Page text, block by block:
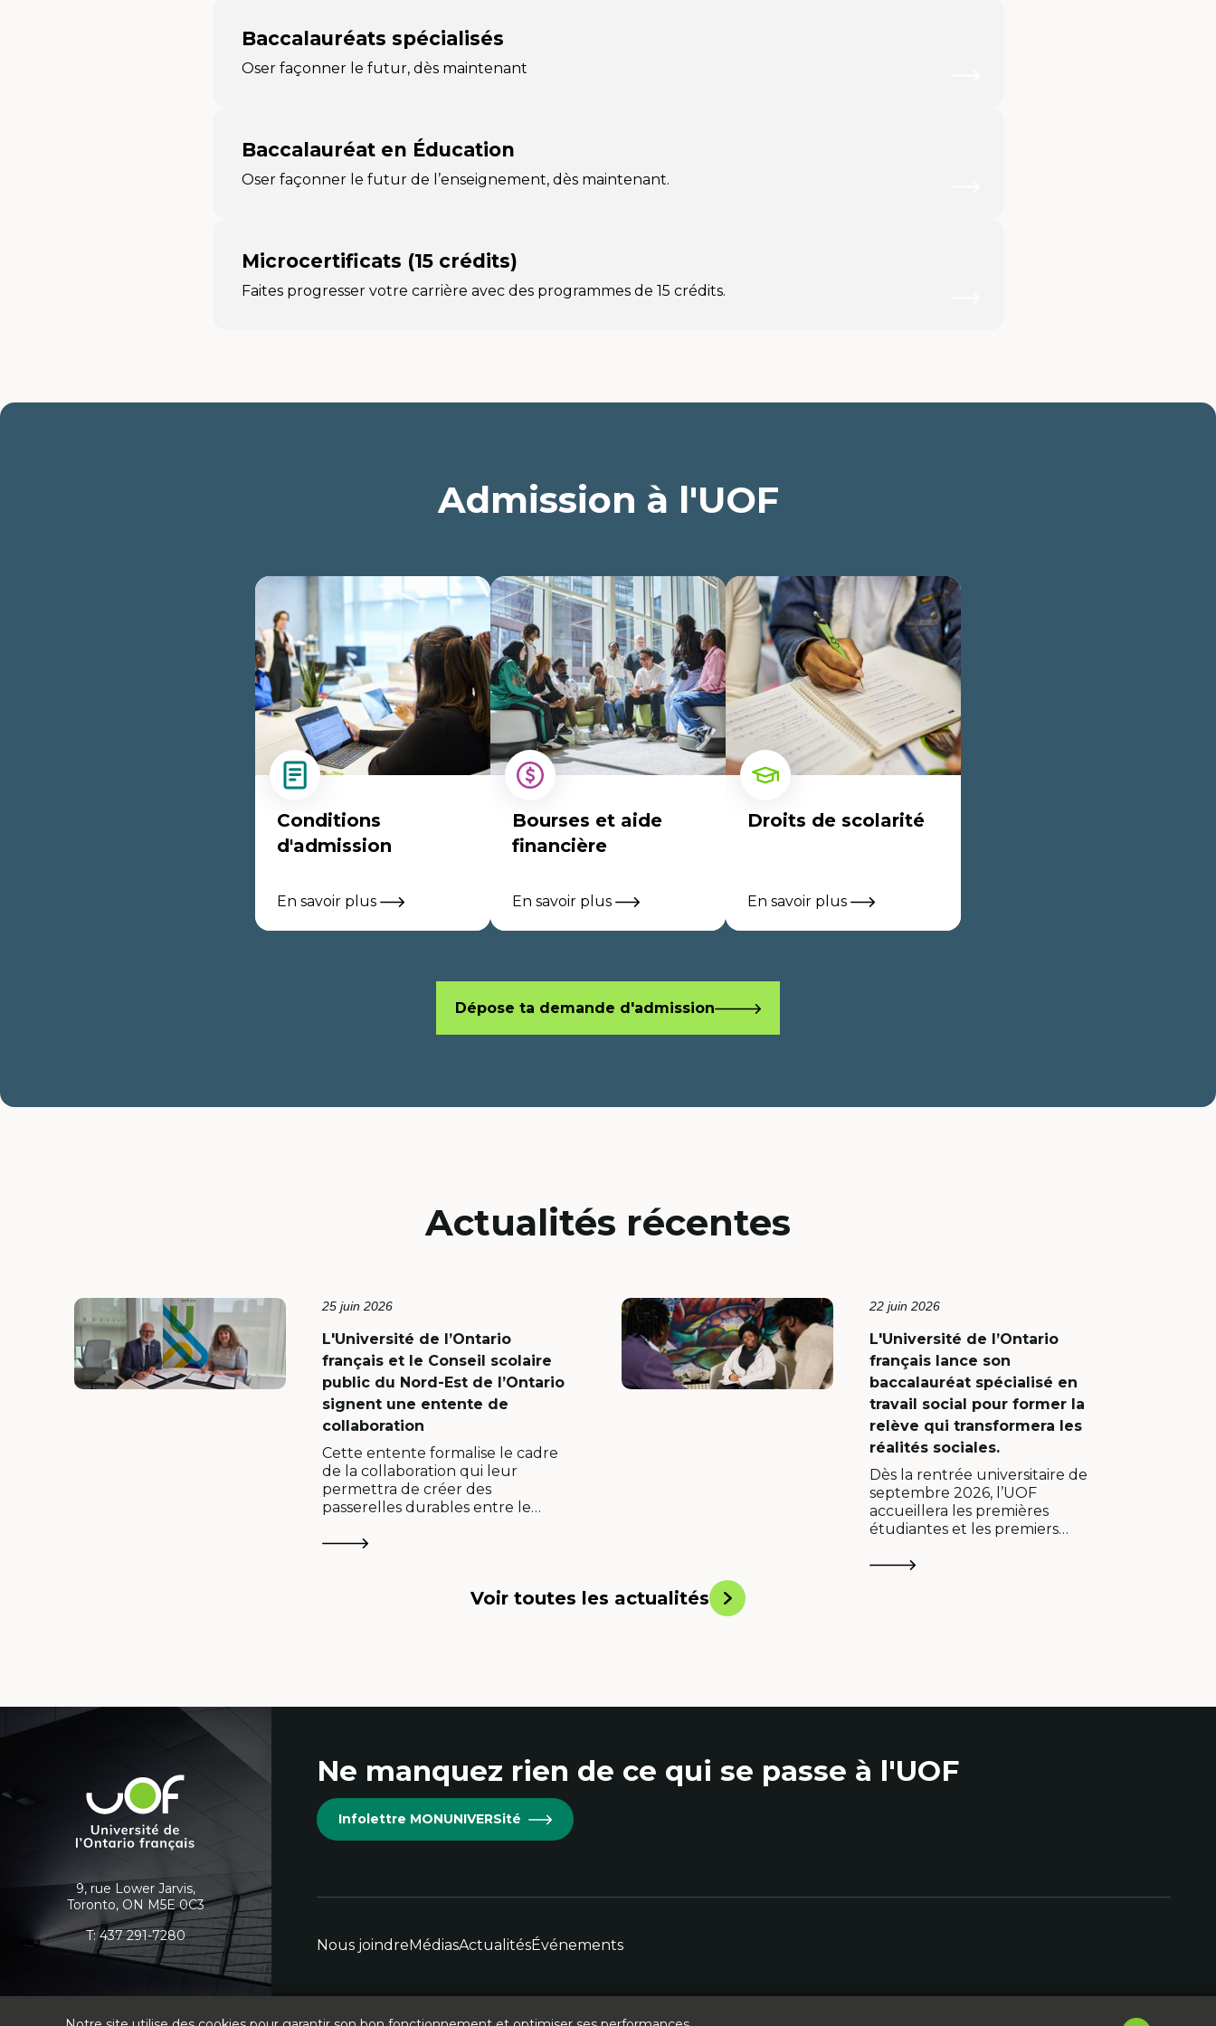
Baccalauréats spécialisés
Oser façonner le futur, dès maintenant
Baccalauréat en Éducation
Oser façonner le futur de l’enseignement, dès maintenant.
Microcertificats (15 crédits)
Faites progresser votre carrière avec des programmes de 15 crédits.
Admission à l'UOF
Conditions
d'admission
En savoir plus
Bourses et aide
financière
En savoir plus
Droits de scolarité
En savoir plus
Dépose ta demande d'admission
Actualités récentes
25 juin 2026
L'Université de l’Ontario
français et le Conseil scolaire
public du Nord-Est de l’Ontario
signent une entente de
collaboration
Cette entente formalise le cadre
de la collaboration qui leur
permettra de créer des
passerelles durables entre le
22 juin 2026
L'Université de l’Ontario
français lance son
baccalauréat spécialisé en
travail social pour former la
relève qui transformera les
réalités sociales.
Dès la rentrée universitaire de
septembre 2026, l’UOF
accueillera les premières
étudiantes et les premiers
programme ancré…
Voir toutes les actualités
Coordonnées
et
informations
supplémentaires
9, rue Lower Jarvis,
Toronto, ON M5E 0C3
T:437 291-7280
Ne manquez rien de ce qui se passe à l'UOF
Infolettre MONUNIVERSité
Nous joindreMédiasActualitésÉvénements